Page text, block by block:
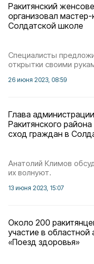
Ракитянский
организовал
Солдатской школе
Специалисты
открытки своими
26 июня 2023, 08:59
Глава администрации
Ракитянского
сход граждан в
Анатолий Климов
их волнуют.
13 июня 2023, 15:07
Около 200
участие в областной
«Поезд здоровья»